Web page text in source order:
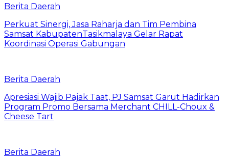
Berita Daerah
Perkuat Sinergi, Jasa Raharja dan Tim Pembina
Samsat KabupatenTasikmalaya Gelar Rapat
Koordinasi Operasi Gabungan
Berita Daerah
Apresiasi Wajib Pajak Taat, PJ Samsat Garut Hadirkan
Program Promo Bersama Merchant CHILL-Choux &
Cheese Tart
Berita Daerah